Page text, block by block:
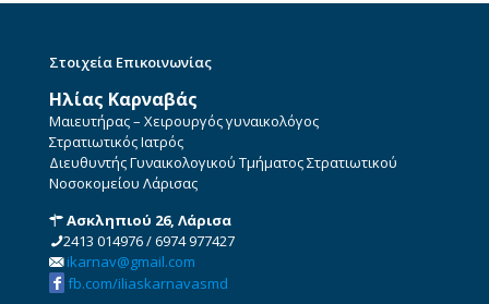
Στοιχεία Επικοινωνίας
Ηλίας Καρναβάς
Μαιευτήρας – Χειρουργός γυναικολόγος
Στρατιωτικός Ιατρός
Διευθυντής Γυναικολογικού Τμήματος Στρατιωτικού
Νοσοκομείου Λάρισας
Ασκληπιού 26, Λάρισα
2413 014976/6974 977427
ikarnav@gmail.com
fb.com/iliaskarnavasmd